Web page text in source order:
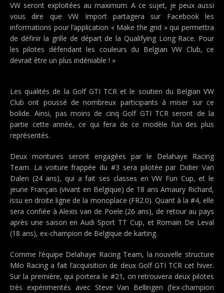
VW seront exploitées au maximum. A ce sujet, je peux aussi
vous dire que VW Import partagera sur Facebook les
informations pour l’application « Make the grid » qui permettra
de définir la grille de départ de la Qualifying Long Race. Pour
les pilotes défendant les couleurs du Belgian VW Club, ce
devrait être un plus indéniable ! »
Les qualités de la Golf GTI TCR et le soutien du Belgian VW
Club ont poussé de nombreux participants à miser sur ce
bolide. Ainsi, pas moins de cinq Golf GTI TCR seront de la
partie cette année, ce qui fera de ce modèle l’un des plus
représentés.
Deux montures seront engagées par le Delahaye Racing
Team. La voiture frappée du #3 sera pilotée par Didier Van
Dalen (24 ans), qui a fait ses classes en VW Fun Cup, et le
jeune Français (vivant en Belgique) de 18 ans Amaury Richard,
issu en droite ligne de la monoplace (FR2.0). Quant à la #4, elle
sera confiée à Alexis van de Poele (26 ans), de retour au pays
après une saison en Audi Sport TT Cup, et Romain De Leval
(18 ans), ex-champion de Belgique de karting.
Comme l’équipe Delahaye Racing Team, la nouvelle structure
Milo Racing a fait l’acquisition de deux Golf GTI TCR cet hiver.
Sur la première, qui portera le #21, on retrouvera deux pilotes
très expérimentés avec Steve Van Bellingen (l’ex-champion